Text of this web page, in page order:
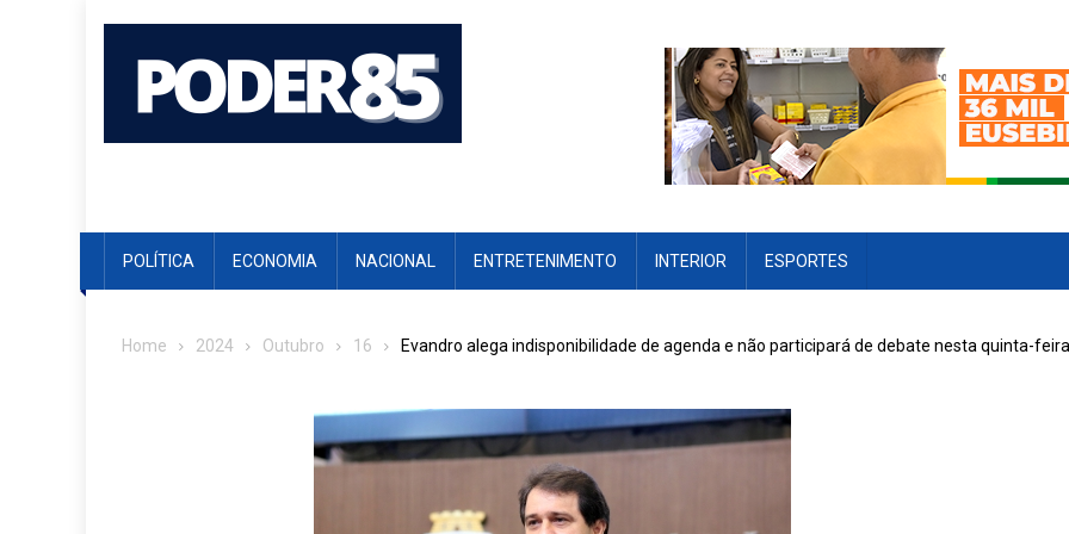
POLÍTICA ECONOMIA NACIONAL ENTRETENIMENTO INTERIOR ESPORTES
Home 2024 Outubro 16 Evandro alega indisponibilidade de agenda e não participará de debate nesta quinta-feira